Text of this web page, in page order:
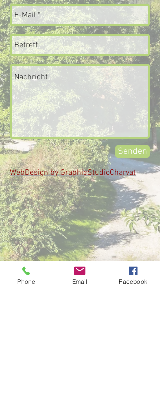
Senden
WebDesign by GraphicStudioCharvat
Phone Email Facebook